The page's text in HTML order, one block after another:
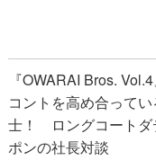
『OWARAI Bros.
コントを高め合ってい
士！ ロングコートダ
ポンの社長対談